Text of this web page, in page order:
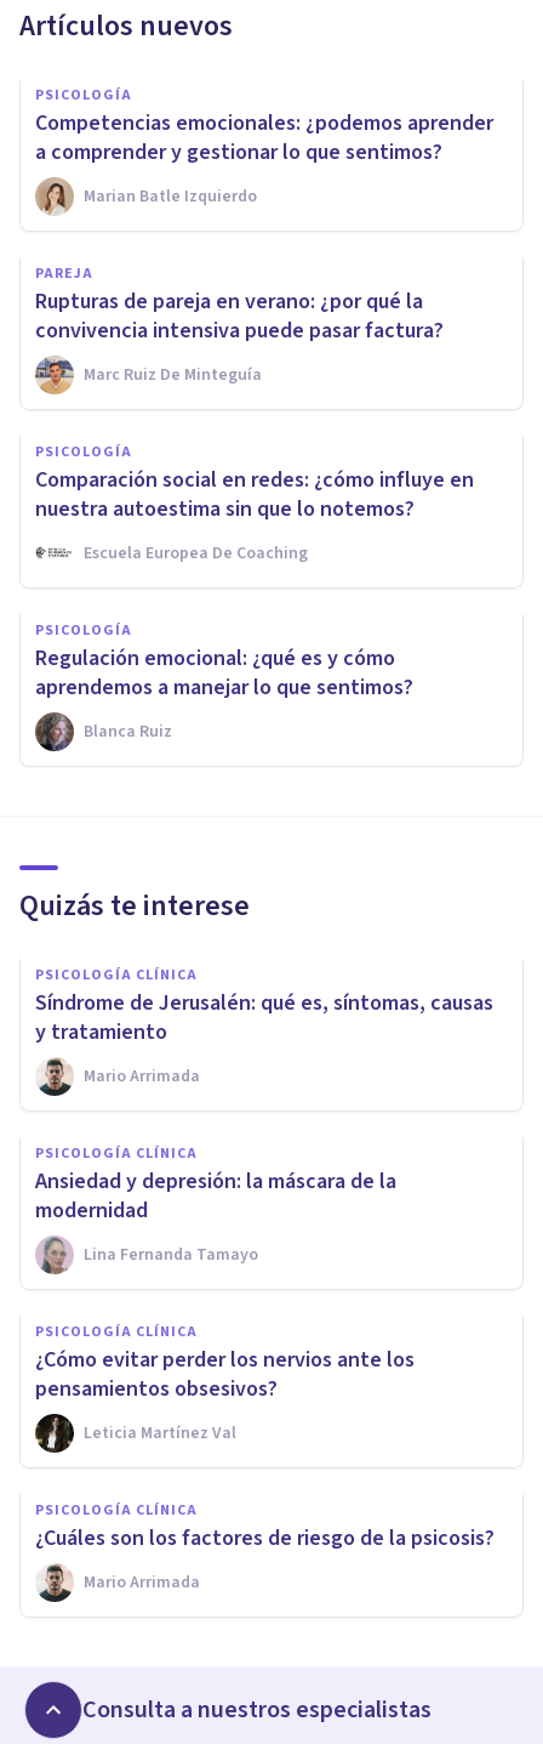
Artículos nuevos
PSICOLOGÍA
Competencias emocionales: ¿podemos aprender
a comprender y gestionar lo que sentimos?
Marian Batle Izquierdo
PAREJA
Rupturas de pareja en verano: ¿por qué la
convivencia intensiva puede pasar factura?
Marc Ruiz De Minteguía
PSICOLOGÍA
Comparación social en redes: ¿cómo influye en
nuestra autoestima sin que lo notemos?
Escuela Europea De Coaching
PSICOLOGÍA
Regulación emocional: ¿qué es y cómo
aprendemos a manejar lo que sentimos?
Blanca Ruiz
Quizás te interese
PSICOLOGÍA CLÍNICA
Síndrome de Jerusalén: qué es, síntomas, causas
y tratamiento
Mario Arrimada
PSICOLOGÍA CLÍNICA
Ansiedad y depresión: la máscara de la
modernidad
Lina Fernanda Tamayo
PSICOLOGÍA CLÍNICA
¿Cómo evitar perder los nervios ante los
pensamientos obsesivos?
Leticia Martínez Val
PSICOLOGÍA CLÍNICA
¿Cuáles son los factores de riesgo de la psicosis?
Mario Arrimada
Consulta a nuestros especialistas